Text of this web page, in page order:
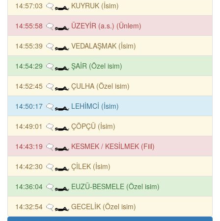
14:57:03 KUYRUK (İsim)
14:55:58 ÜZEYİR (a.s.) (Ünlem)
14:55:39 VEDALAŞMAK (İsim)
14:54:29 ŞAİR (Özel isim)
14:52:45 ÇULHA (Özel isim)
14:50:17 LEHİMCİ (İsim)
14:49:01 ÇÖPÇÜ (İsim)
14:43:19 KESMEK / KESİLMEK (Fiil)
14:42:30 ÇİLEK (İsim)
14:36:04 EUZÜ-BESMELE (Özel isim)
14:32:54 GECELİK (Özel isim)